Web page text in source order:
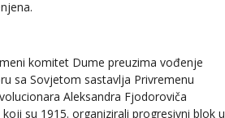
komitet Dume preuzima vođenje
sa Sovjetom sastavlja Privremenu
Aleksandra Fjodoroviča
su 1915. organizirali progresivni blok u